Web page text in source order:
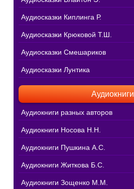
Аудиосказки Киплинга Р.
Аудиосказки Крюковой Т.Ш.
Аудиосказки Смешариков
Аудиосказки Лунтика
Аудиокниги
Аудиокниги разных авторов
Аудиокниги Носова Н.Н.
Аудиокниги Пушкина А.С.
Аудиокниги Житкова Б.С.
Аудиокниги Зощенко М.М.